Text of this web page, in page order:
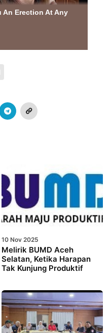
10 Nov 2025
Melirik BUMD Aceh
Selatan, Ketika Harapan
Tak Kunjung Produktif